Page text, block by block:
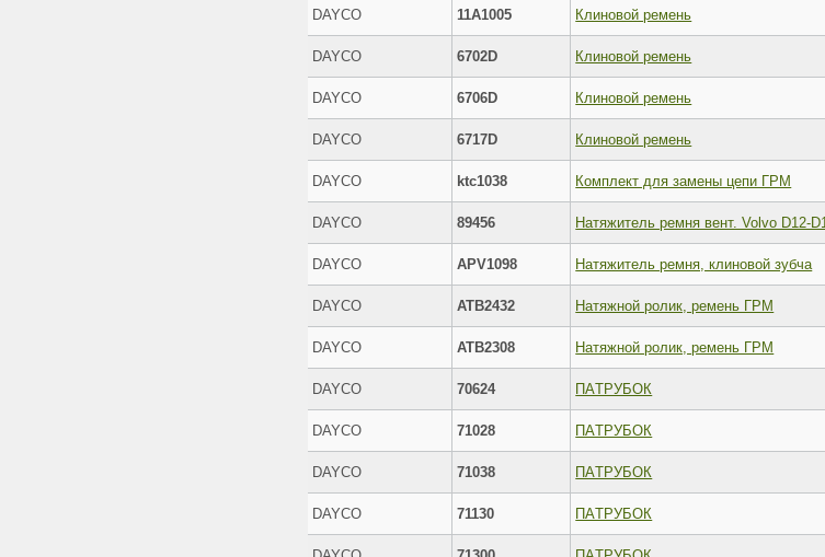
DAYCO 11A1005 Клиновой ремень
DAYCO 6702D Клиновой ремень
DAYCO 6706D Клиновой ремень
DAYCO 6717D Клиновой ремень
DAYCO ktc1038 Комплект для замены цепи ГРМ
DAYCO 89456
DAYCO APV1098 Натяжитель ремня, клиновой зубча
DAYCO ATB2432 Натяжной ролик, ремень ГРМ
DAYCO ATB2308 Натяжной ролик, ремень ГРМ
DAYCO 70624 ПAТРУБОК
DAYCO 71028 ПAТРУБОК
DAYCO 71038 ПAТРУБОК
DAYCO 71130 ПAТРУБОК